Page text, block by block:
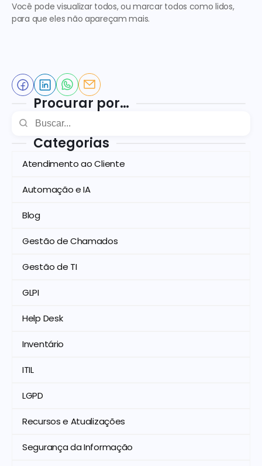
Você pode visualizar todos, ou marcar todos como lidos,
para que eles não apareçam mais.
Procurar por…
Categorias
Atendimento ao Cliente
Automação e IA
Blog
Gestão de Chamados
Gestão de TI
GLPI
Help Desk
Inventário
ITIL
LGPD
Recursos e Atualizações
Segurança da Informação